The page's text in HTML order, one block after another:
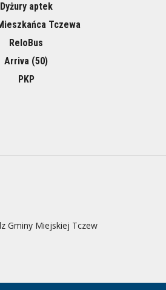
Dyżury aptek
Tczewa
ReloBus
Arriva (50)
PKP
Gminy Miejskiej Tczew